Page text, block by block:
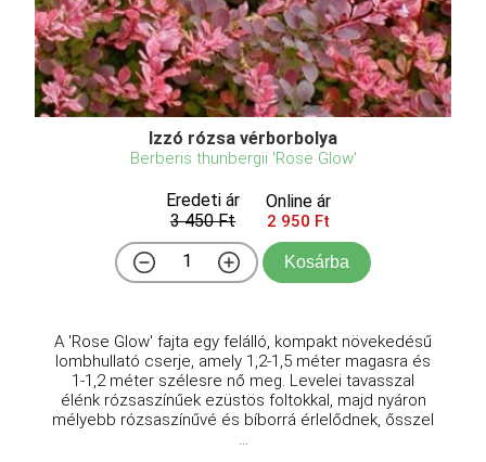
Izzó rózsa vérborbolya
Berberis thunbergii 'Rose Glow'
Eredeti ár
3 450 Ft
Online ár
2 950 Ft
Kosárba
A 'Rose Glow' fajta egy felálló, kompakt növekedésű
lombhullató cserje, amely 1,2-1,5 méter magasra és
1-1,2 méter szélesre nő meg. Levelei tavasszal
élénk rózsaszínűek ezüstös foltokkal, majd nyáron
mélyebb rózsaszínűvé és bíborrá érlelődnek, ősszel
...